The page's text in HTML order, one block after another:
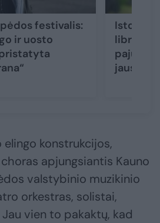
festivalis:
ir uosto
Istorijų
pajūris
jausmą
elingo konstrukcijos,
apjungsiantis Kauno
valstybinio muzikinio
orkestras, solistai,
vien to pakaktų, kad